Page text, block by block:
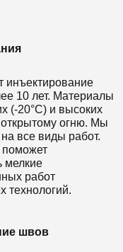
инъектирование
10 лет. Материалы
(-20°C) и высоких
открытому огню. Мы
все виды работ.
поможет
мелкие
работ
технологий.
швов